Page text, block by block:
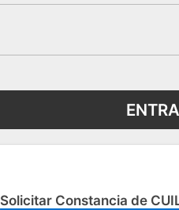
Solicitar Constancia de